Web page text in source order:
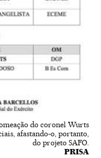
do coronel Wurts
afastando-o, portanto,
do projeto SAFO.
PRISA